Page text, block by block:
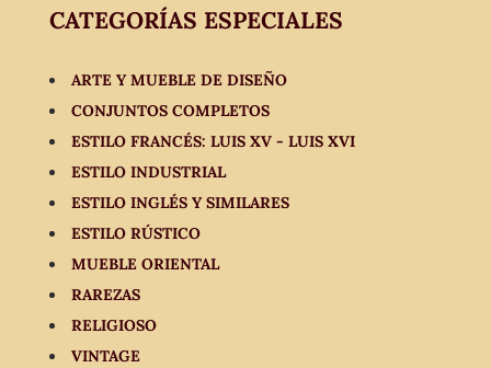
CATEGORÍAS ESPECIALES
ARTE Y MUEBLE DE DISEÑO
CONJUNTOS COMPLETOS
ESTILO FRANCÉS: LUIS XV - LUIS XVI
ESTILO INDUSTRIAL
ESTILO INGLÉS Y SIMILARES
ESTILO RÚSTICO
MUEBLE ORIENTAL
RAREZAS
RELIGIOSO
VINTAGE